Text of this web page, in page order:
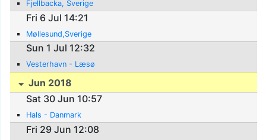
Fjellbacka, Sverige
Fri 6 Jul 14:21
Møllesund,Sverige
Sun 1 Jul 12:32
Vesterhavn - Læsø
Jun 2018
Sat 30 Jun 10:57
Hals - Danmark
Fri 29 Jun 12:08